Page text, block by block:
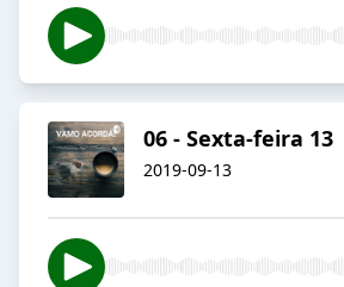
06 - Sexta-feira 13
2019-09-13